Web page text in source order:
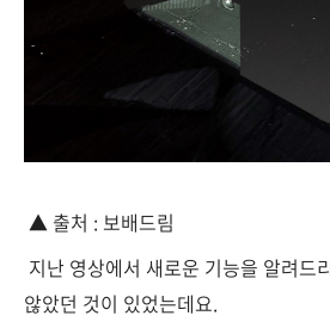
▲ 출처 : 보배드림
지난 영상에서 새로운 기능을 알려드
않았던 것이 있었는데요.